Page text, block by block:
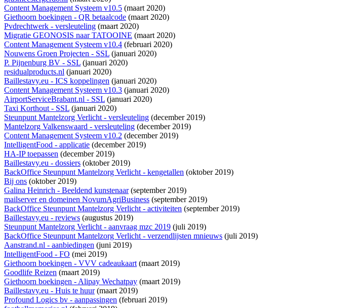
Content Management Systeem v10.5 (maart 2020)
Giethoorn boekingen - QR betaalcode (maart 2020)
Pvdrechtwerk - versleuteling (maart 2020)
Migratie GEONOSIS naar TATOOINE (maart 2020)
Content Management Systeem v10.4 (februari 2020)
Nouwens Groen Projecten - SSL (januari 2020)
P. Pijnenburg BV - SSL (januari 2020)
residualproducts.nl (januari 2020)
Baillestavy.eu - ICS koppelingen (januari 2020)
Content Management Systeem v10.3 (januari 2020)
AirportServiceBrabant.nl - SSL (januari 2020)
Taxi Korthout - SSL (januari 2020)
Steunpunt Mantelzorg Verlicht - versleuteling (december 2019)
Mantelzorg Valkenswaard - versleuteling (december 2019)
Content Management Systeem v10.2 (december 2019)
IntelligentFood - applicatie (december 2019)
HA-IP toepassen (december 2019)
Baillestavy.eu - dossiers (oktober 2019)
BackOffice Steunpunt Mantelzorg Verlicht - kengetallen (oktober 2019)
Bij ons (oktober 2019)
Galina Heinrich - Beeldend kunstenaar(september 2019)
mailserver en domeinen NovumAgriBusiness (september 2019)
BackOffice Steunpunt Mantelzorg Verlicht - activiteiten (september 2019)
Baillestavy.eu - reviews (augustus 2019)
Steunpunt Mantelzorg Verlicht - aanvraag mzc 2019 (juli 2019)
BackOffice Steunpunt Mantelzorg Verlicht - verzendlijsten mnieuws (juli 2019)
Aanstrand.nl - aanbiedingen (juni 2019)
IntelligentFood - FO (mei 2019)
Giethoorn boekingen - VVV cadeaukaart(maart 2019)
Goodlife Reizen (maart 2019)
Giethoorn boekingen - Alipay Wechatpay (maart 2019)
Baillestavy.eu - Huis te huur(maart 2019)
Profound Logics bv - aanpassingen (februari 2019)